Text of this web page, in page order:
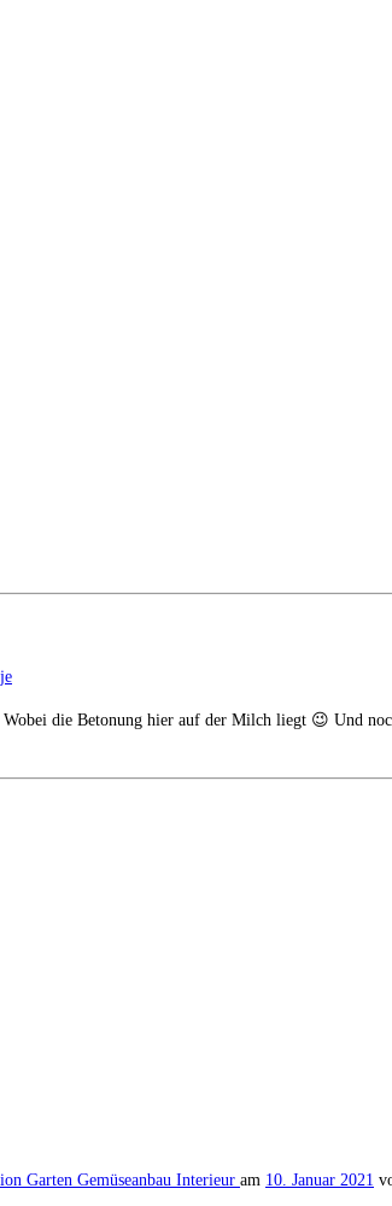
die Betonung hier auf der Milch liegt 😉 Und
Garten Gemüseanbau Interieur am 10. Januar 2021